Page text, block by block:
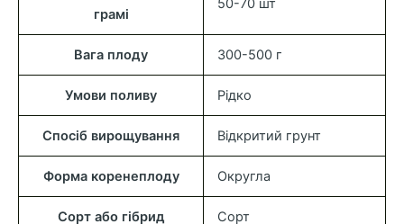
грамі
50-70 шт
Вага плоду 300-500 г
Умови поливу Рідко
Спосіб вирощування Відкритий грунт
Форма коренеплоду Округла
Сорт або гібрид Сорт